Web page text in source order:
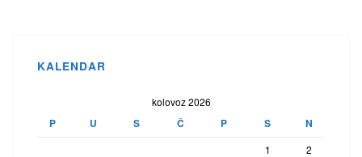
KALENDAR
kolovoz 2026
P U S Č P S N
1
2